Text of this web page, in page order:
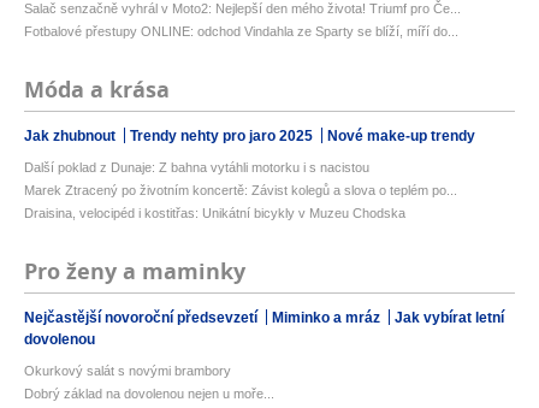
Salač senzačně vyhrál v Moto2: Nejlepší den mého života! Triumf pro Če...
Fotbalové přestupy ONLINE: odchod Vindahla ze Sparty se blíží, míří do...
Móda a krása
Jak zhubnout Trendy nehty pro jaro 2025 Nové make-up trendy
Další poklad z Dunaje: Z bahna vytáhli motorku i s nacistou
Marek Ztracený po životním koncertě: Závist kolegů a slova o teplém po...
Draisina, velocipéd i kostitřas: Unikátní bicykly v Muzeu Chodska
Pro ženy a maminky
Nejčastější novoroční předsevzetí Miminko a mráz
Jak vybírat letní
dovolenou
Okurkový salát s novými brambory
Dobrý základ na dovolenou nejen u moře...